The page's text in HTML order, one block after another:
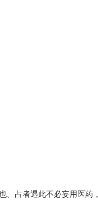
。占者遇此不必妄用医葯，